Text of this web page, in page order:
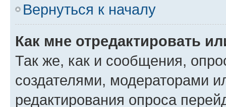
Вернуться к началу
Как мне отредактировать
Так же, как и сообщения,
создателями, модераторами
редактирования опроса